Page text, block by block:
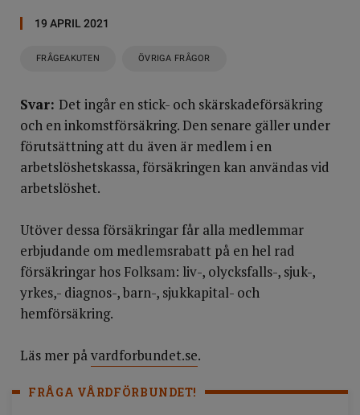
19 APRIL 2021
FRÅGEAKUTEN ÖVRIGA FRÅGOR
Svar: Det ingår en stick- och skärskadeförsäkring
och en inkomstförsäkring. Den senare gäller under
förutsättning att du även är medlem i en
arbetslöshetskassa, försäkringen kan användas vid
arbetslöshet.
Utöver dessa försäkringar får alla medlemmar
erbjudande om medlemsrabatt på en hel rad
försäkringar hos Folksam: liv-, olycksfalls-, sjuk-,
yrkes,- diagnos-, barn-, sjukkapital- och
hemförsäkring.
Läs mer påvardforbundet.se.
FRÅGA VÅRDFÖRBUNDET!